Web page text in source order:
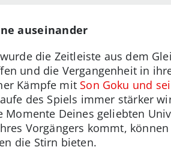
auseinander
die Zeitleiste aus dem
und die Vergangenheit in
Kämpfe mit Son Goku und
des Spiels immer stärker
Deines geliebten
Vorgängers kommt,
die Stirn bieten.